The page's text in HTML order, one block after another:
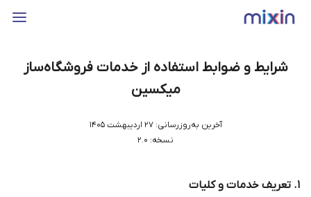
شرایط و ضوابط استفاده از خدمات فروشگاه‌ساز
میکسین
آخرین به‌روزرسانی: ۲۷ اردیبهشت ۱۴۰۵
نسخه: ۲.۰
۱. تعریف خدمات و کلیات